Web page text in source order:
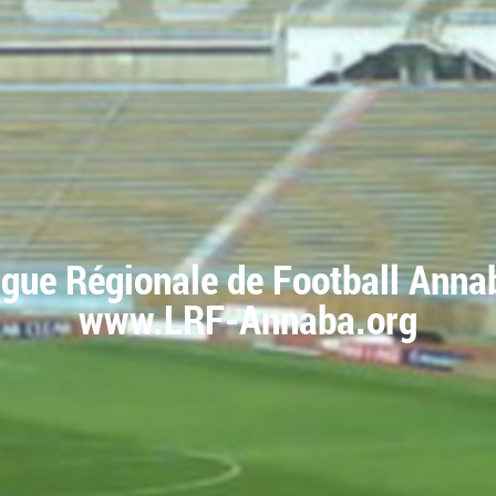
Régionale de Football
www.LRF-Annaba.org